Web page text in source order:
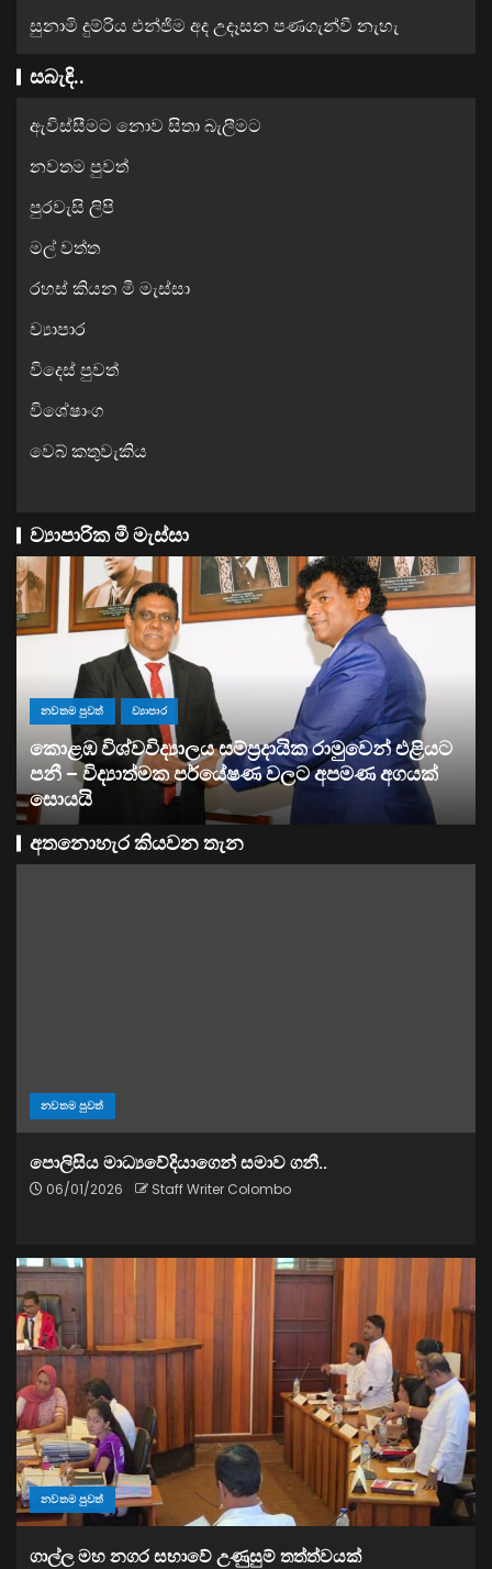
සුනාමි දුම්රිය එන්ජිම අද උදෑසන පණගැන්වී නැහැ
සබැඳි..
ඇවිස්සීමට නොව සිතා බැලීමට
නවතම පුවත්
පුරවැසි ලිපි
මල් වත්ත
රහස් කියන මී මැස්සා
ව්‍යාපාර
විදෙස් පුවත්
විශේෂාංග
වෙබ් කතුවැකිය
ව්‍යාපාරික මී මැස්සා
ව්‍යාපාර
සතොසෙන් සුපර් වැඩක් ..
අතනොහැර කියවන තැන
නවතම පුවත්
පොලිසිය මාධ්‍යවේදියාගෙන් සමාව ගනී..
06/01/2026 Staff Writer Colombo
නවතම පුවත්
ගාල්ල මහ නගර සභාවේ උණුසුම් තත්ත්වයක්